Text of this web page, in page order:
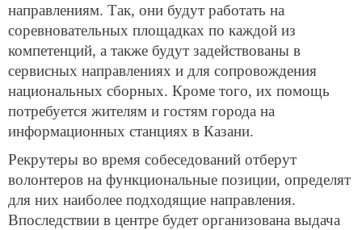
направлениям. Так, они будут работать на
соревновательных площадках по каждой из
компетенций, а также будут задействованы в
сервисных направлениях и для сопровождения
национальных сборных. Кроме того, их помощь
потребуется жителям и гостям города на
информационных станциях в Казани.
Рекрутеры во время собеседований отберут
волонтеров на функциональные позиции, определят
для них наиболее подходящие направления.
Впоследствии в центре будет организована выдача